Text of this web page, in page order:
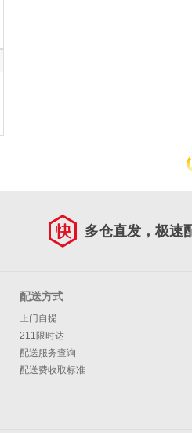
多仓直发，极速
配送方式
上门自提
211限时达
配送服务查询
配送费收取标准